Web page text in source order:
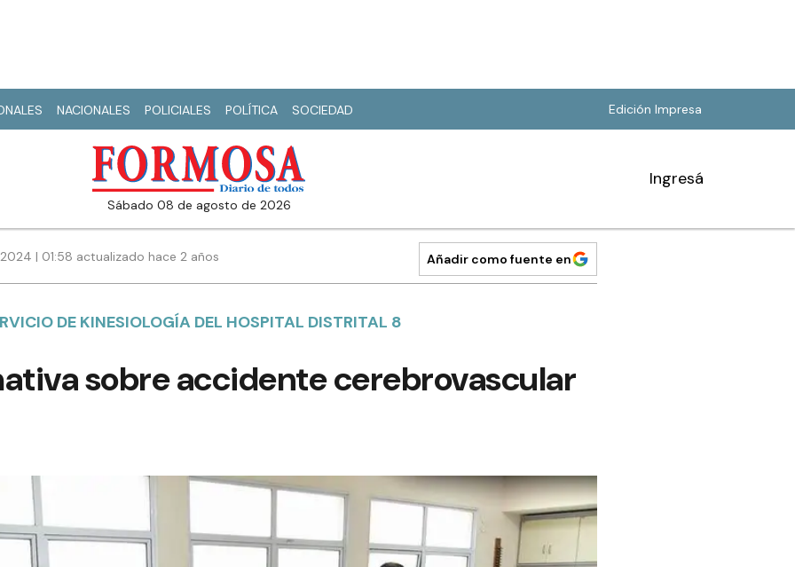
NACIONALES POLICIALES POLÍTICA SOCIEDAD Edición Impresa
sábado 08 de agosto de 2026
Ingresá
| 01:58 actualizado hace 2 años Añadir como fuente en
DE KINESIOLOGÍA DEL HOSPITAL DISTRITAL 8
sobre accidente cerebrovascular